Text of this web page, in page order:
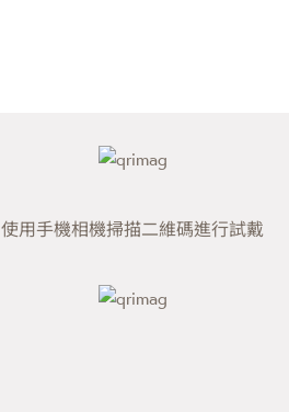
使用手機相機掃描二維碼進行試戴